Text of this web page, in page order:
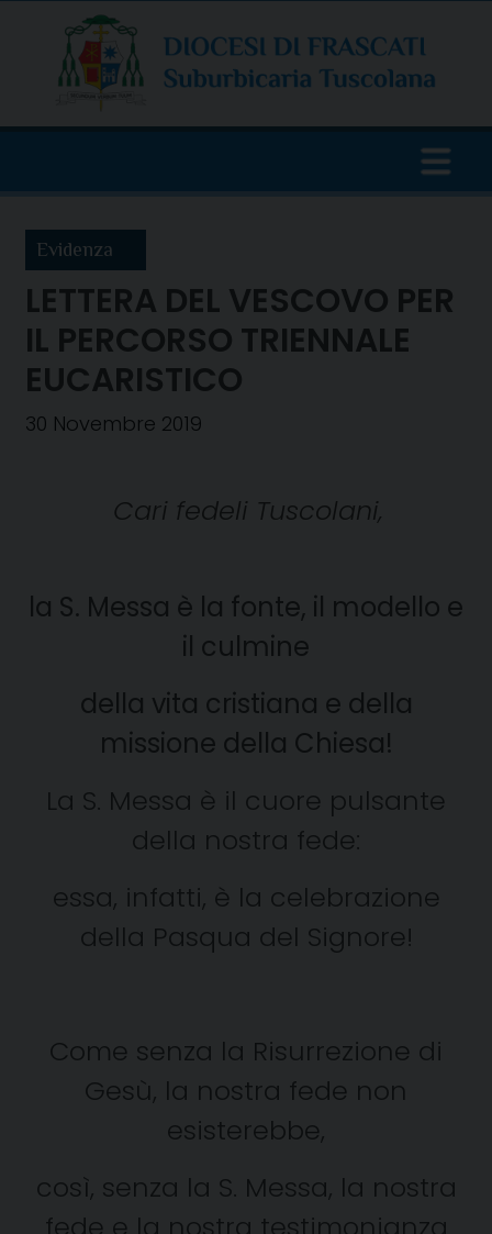
content
Evidenza
LETTERA DEL VESCOVO PER
IL PERCORSO TRIENNALE
EUCARISTICO
30 Novembre 2019
Cari fedeli Tuscolani,
la S. Messa è la fonte, il modello e
il culmine
della vita cristiana e della
missione della Chiesa!
La S. Messa è il cuore pulsante
della nostra fede:
essa, infatti, è la celebrazione
della Pasqua del Signore!
Come senza la Risurrezione di
Gesù, la nostra fede non
esisterebbe,
così, senza la S. Messa, la nostra
fede e la nostra testimonianza